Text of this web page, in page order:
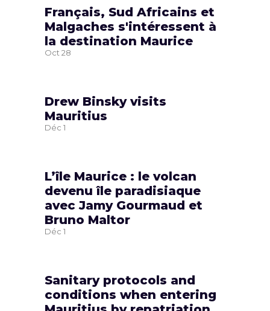
Français, Sud Africains et
Malgaches s'intéressent à
la destination Maurice
Oct 28
Drew Binsky visits
Mauritius
Déc 1
L’île Maurice : le volcan
devenu île paradisiaque
avec Jamy Gourmaud et
Bruno Maltor
Déc 1
Sanitary protocols and
conditions when entering